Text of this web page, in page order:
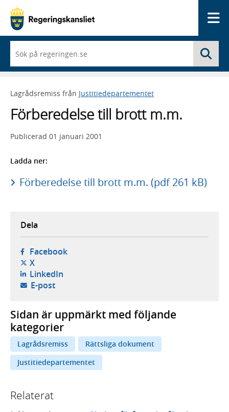
du
börjar
skriva
framträder
lista
med
sökförslag
Lagrådsremiss från Justitiedepartementet
Förberedelse till brott m.m.
Publicerad 01 januari 2001
Ladda ner:
Förberedelse till brott m.m. (pdf 261 kB)
Dela
Facebook- öppnas i ny flik, extern webbplats,
X- öppnas i ny flik, extern webbplats,
LinkedIn- öppnas i ny flik, extern webbplats,
E-post- öppnar din e-postklient,
Sidan är uppmärkt med följande
kategorier
Lagrådsremiss
Rättsliga dokument
Justitiedepartementet
Relaterat